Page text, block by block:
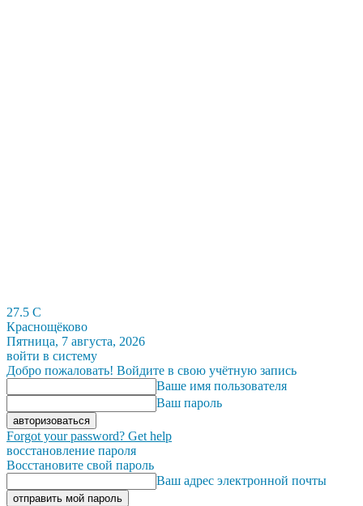
27.5 C
Краснощёково
Пятница, 7 августа, 2026
войти в систему
Добро пожаловать! Войдите в свою учётную запись
Ваше имя пользователя
Ваш пароль
Forgot your password? Get help
восстановление пароля
Восстановите свой пароль
Ваш адрес электронной почты